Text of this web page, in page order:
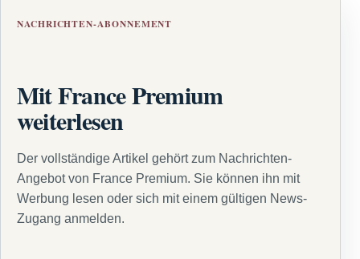
NACHRICHTEN-ABONNEMENT
Mit France Premium
weiterlesen
Der vollständige Artikel gehört zum Nachrichten-
Angebot von France Premium. Sie können ihn mit
Werbung lesen oder sich mit einem gültigen News-
Zugang anmelden.